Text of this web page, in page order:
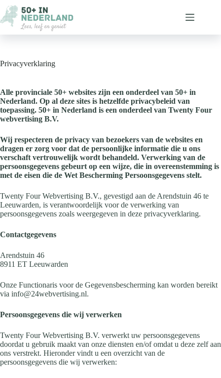
naar
de
inhoud
Privacyverklaring
Alle provinciale 50+ websites zijn een onderdeel van 50+ in
Nederland. Op al deze sites is hetzelfde privacybeleid van
toepassing. 50+ in Nederland is een onderdeel van Twenty Four
webvertising B.V.
Wij respecteren de privacy van bezoekers van de websites en
dragen er zorg voor dat de persoonlijke informatie die u ons
verschaft vertrouwelijk wordt behandeld. Verwerking van de
persoonsgegevens gebeurt op een wijze, die in overeenstemming is
met de eisen die de Wet Bescherming Persoonsgegevens stelt.
Twenty Four Webvertising B.V., gevestigd aan de Arendstuin 46 te
Leeuwarden, is verantwoordelijk voor de verwerking van
persoonsgegevens zoals weergegeven in deze privacyverklaring.
Contactgegevens
Arendstuin 46
8911 ET Leeuwarden
Onze Functionaris voor de Gegevensbescherming kan worden bereikt
via info@24webvertising.nl.
Persoonsgegevens die wij verwerken
Twenty Four Webvertising B.V. verwerkt uw persoonsgegevens
doordat u gebruik maakt van onze diensten en/of omdat u deze zelf aan
ons verstrekt. Hieronder vindt u een overzicht van de
persoonsgegevens die wij verwerken: